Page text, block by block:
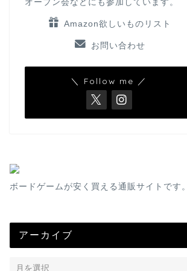
オープン会などにも参加しています。
Amazon欲しいものリスト
お問い合わせ
＼ Follow me ／
ボードゲームが安く買える通販サイトです。
アーカイブ